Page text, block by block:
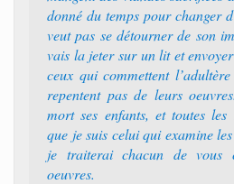
donné du temps pour changer
veut pas se détourner de son
vais la jeter sur un lit et
ceux qui commettent
repentent pas de leurs
mort ses enfants, et toutes les
que je suis celui qui examine
je traiterai chacun de vous
oeuvres.